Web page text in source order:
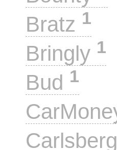
Bratz 1
Bringly 1
Bud 1
Carlsberg